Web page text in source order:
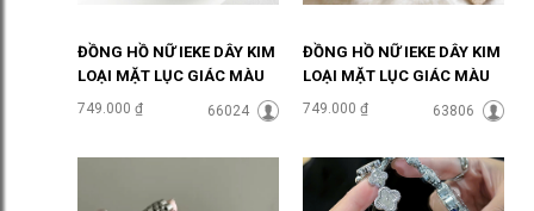
ĐỒNG HỒ NỮ IEKE DÂY KIM
LOẠI MẶT LỤC GIÁC MÀU
XÁM ĐHĐ48502
749.000 ₫ 66024
ĐỒNG HỒ NỮ IEKE DÂY KIM
LOẠI MẶT LỤC GIÁC MÀU
TRẮNG ĐHĐ48501
749.000 ₫ 63806